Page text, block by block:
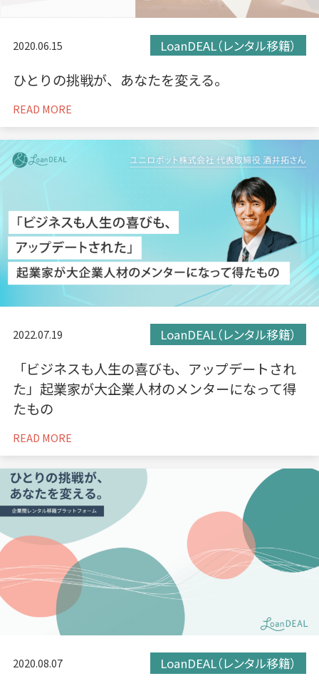
2020.06.15 LoanDEAL（レンタル移籍）
ひとりの挑戦が、あなたを変える。
READ MORE
2022.07.19 LoanDEAL（レンタル移籍）
「ビジネスも人生の喜びも、アップデートされ
た」起業家が大企業人材のメンターになって得
たもの
READ MORE
2020.08.07 LoanDEAL（レンタル移籍）